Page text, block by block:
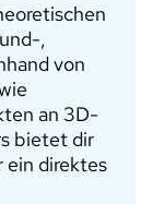
,
von
an 3D-
bietet dir
ein direktes